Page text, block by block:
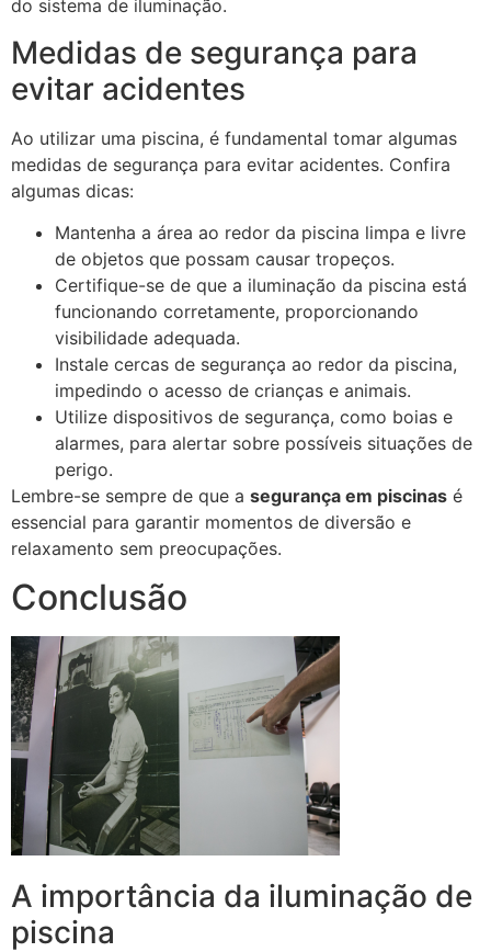
do sistema de iluminação.
Medidas de segurança para
evitar acidentes
Ao utilizar uma piscina, é fundamental tomar algumas
medidas de segurança para evitar acidentes. Confira
algumas dicas:
Mantenha a área ao redor da piscina limpa e livre
de objetos que possam causar tropeços.
Certifique-se de que a iluminação da piscina está
funcionando corretamente, proporcionando
visibilidade adequada.
Instale cercas de segurança ao redor da piscina,
impedindo o acesso de crianças e animais.
Utilize dispositivos de segurança, como boias e
alarmes, para alertar sobre possíveis situações de
perigo.
Lembre-se sempre de que a segurança em piscinas é
essencial para garantir momentos de diversão e
relaxamento sem preocupações.
Conclusão
A importância da iluminação de
piscina